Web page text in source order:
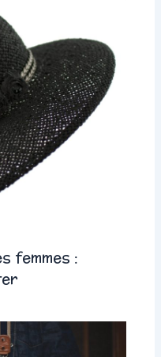
femmes :